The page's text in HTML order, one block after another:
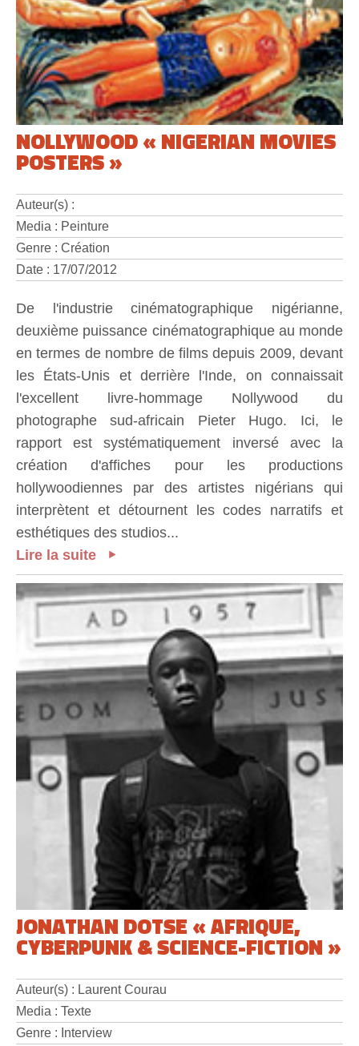
NOLLYWOOD « NIGERIAN MOVIES
POSTERS »
Auteur(s) :
Media : Peinture
Genre : Création
Date : 17/07/2012
De l'industrie cinématographique nigérianne,
deuxième puissance cinématographique au monde
en termes de nombre de films depuis 2009, devant
les États-Unis et derrière l'Inde, on connaissait
l'excellent livre-hommage Nollywood du
photographe sud-africain Pieter Hugo. Ici, le
rapport est systématiquement inversé avec la
création d'affiches pour les productions
hollywoodiennes par des artistes nigérians qui
interprètent et détournent les codes narratifs et
esthétiques des studios...
Lire la suite
JONATHAN DOTSE « AFRIQUE,
CYBERPUNK & SCIENCE-FICTION »
Auteur(s) : Laurent Courau
Media : Texte
Genre : Interview